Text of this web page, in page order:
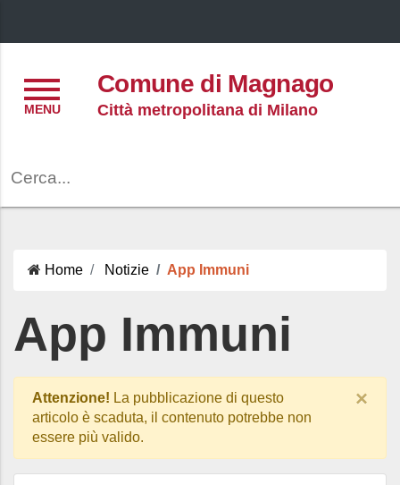
Comune di Magnago
Città metropolitana di Milano
Home Notizie App Immuni
App Immuni
Attenzione! La pubblicazione di questo
articolo è scaduta, il contenuto potrebbe non
essere più valido.
×